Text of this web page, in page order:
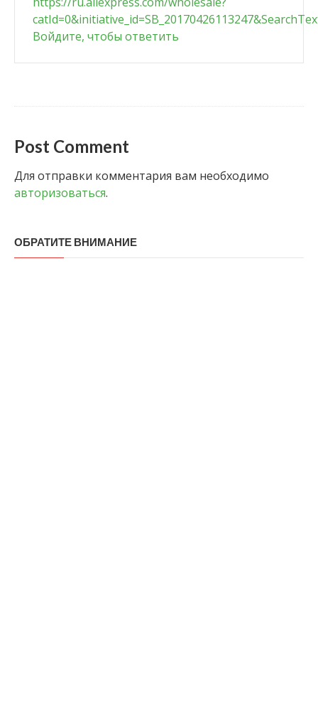
Войдите, чтобы ответить
Post Comment
Для отправки комментария вам необходимо
авторизоваться.
ОБРАТИТЕ ВНИМАНИЕ